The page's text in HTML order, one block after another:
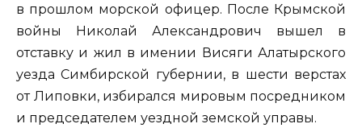
в прошлом морской офицер. После Крымской
войны Николай Александрович вышел в
отставку и жил в имении Висяги Алатырского
уезда Симбирской губернии, в шести верстах
от Липовки, избирался мировым посредником
и председателем уездной земской управы.